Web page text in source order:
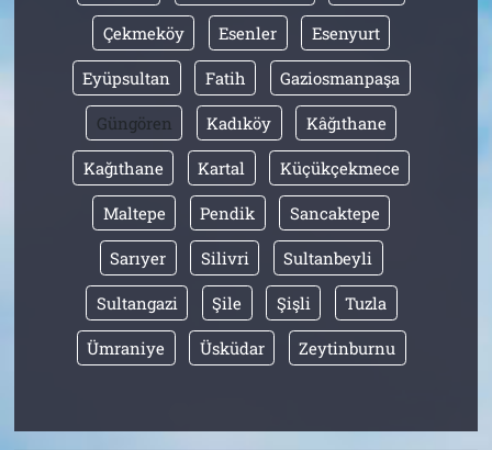
Çekmeköy Esenler Esenyurt
Eyüpsultan Fatih Gaziosmanpaşa
Güngören Kadıköy Kâğıthane
Kağıthane Kartal Küçükçekmece
Maltepe Pendik Sancaktepe
Sarıyer Silivri Sultanbeyli
Sultangazi Şile Şişli Tuzla
Ümraniye Üsküdar Zeytinburnu